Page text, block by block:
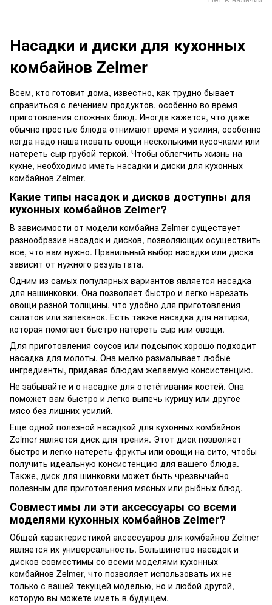
Насадки и диски для кухонных
комбайнов Zelmer
Всем, кто готовит дома, известно, как трудно бывает
справиться с лечением продуктов, особенно во время
приготовления сложных блюд. Иногда кажется, что даже
обычно простые блюда отнимают время и усилия, особенно
когда надо нашатковать овощи несколькими кусочками или
натереть сыр грубой теркой. Чтобы облегчить жизнь на
кухне, необходимо иметь насадки и диски для кухонных
комбайнов Zelmer.
Какие типы насадок и дисков доступны для
кухонных комбайнов Zelmer?
В зависимости от модели комбайна Zelmer существует
разнообразие насадок и дисков, позволяющих осуществить
все, что вам нужно. Правильный выбор насадки или диска
зависит от нужного результата.
Одним из самых популярных вариантов является насадка
для нашинковки. Она позволяет быстро и легко нарезать
овощи разной толщины, что удобно для приготовления
салатов или запеканок. Есть также насадка для натирки,
которая помогает быстро натереть сыр или овощи.
Для приготовления соусов или подсыпок хорошо подходит
насадка для молоты. Она мелко размалывает любые
ингредиенты, придавая блюдам желаемую консистенцию.
Не забывайте и о насадке для отстёгивания костей. Она
поможет вам быстро и легко выпечь курицу или другое
мясо без лишних усилий.
Еще одной полезной насадкой для кухонных комбайнов
Zelmer является диск для трения. Этот диск позволяет
быстро и легко натереть фрукты или овощи на сито, чтобы
получить идеальную консистенцию для вашего блюда.
Также, диск для шинковки может быть чрезвычайно
полезным для приготовления мясных или рыбных блюд.
Совместимы ли эти аксессуары со всеми
моделями кухонных комбайнов Zelmer?
Общей характеристикой аксессуаров для комбайнов Zelmer
является их универсальность. Большинство насадок и
дисков совместимы со всеми моделями кухонных
комбайнов Zelmer, что позволяет использовать их не
только с вашей текущей моделью, но и любой другой,
которую вы можете иметь в будущем.